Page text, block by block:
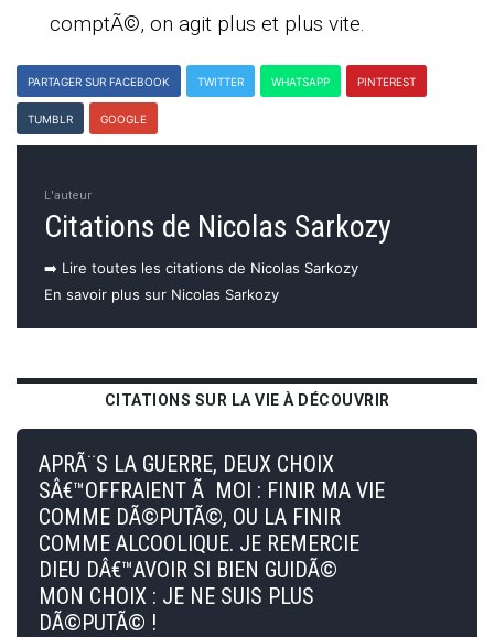
comptÃ©, on agit plus et plus vite.
PARTAGER SUR FACEBOOK TWITTER WHATSAPP PINTEREST
TUMBLR GOOGLE
L'auteur
Citations de Nicolas Sarkozy
➡️ Lire toutes les citations de Nicolas Sarkozy
En savoir plus sur Nicolas Sarkozy
CITATIONS SUR LA VIE À DÉCOUVRIR
APRÃ¨S LA GUERRE, DEUX CHOIX
SÂ€™OFFRAIENT Ã MOI : FINIR MA VIE
COMME DÃ©PUTÃ©, OU LA FINIR
COMME ALCOOLIQUE. JE REMERCIE
DIEU DÂ€™AVOIR SI BIEN GUIDÃ©
MON CHOIX : JE NE SUIS PLUS
DÃ©PUTÃ© !